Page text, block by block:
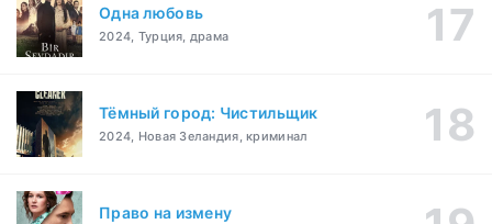
Одна любовь
2024, Турция, драма
Тёмный город: Чистильщик
2024, Новая Зеландия, криминал
Право на измену